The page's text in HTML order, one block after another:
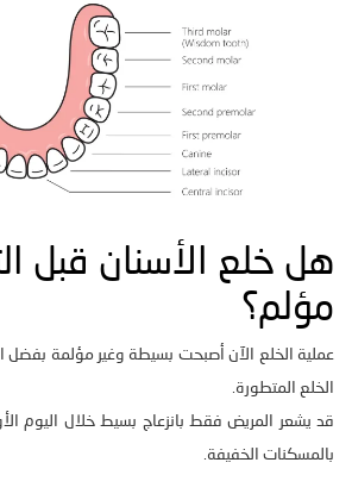
هل خلع الأسنان قبل
مؤلم؟
عملية الخلع الآن أصبحت بسيطة وغير مؤلمة بفضل
الخلع المتطورة.
قد يشعر المريض فقط بانزعاج بسيط خلال اليوم
بالمسكنات الخفيفة.